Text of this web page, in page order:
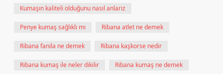
Kumaşın kaliteli olduğunu nasıl anlarız
Penye kumaş sağlıklı mı Ribana atlet ne demek
Ribana fanila ne demek Ribana kaşkorse nedir
Ribana kumaş ile neler dikilir Ribana kumaş ne demek